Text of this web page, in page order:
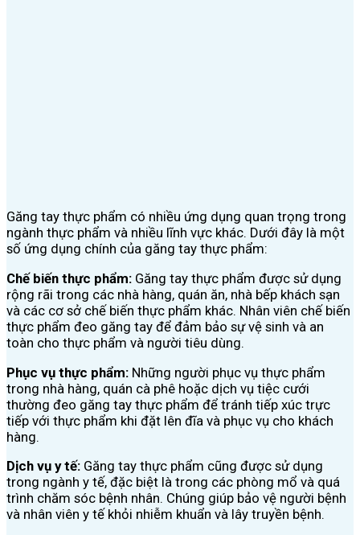
Găng tay thực phẩm có nhiều ứng dụng quan trọng trong
ngành thực phẩm và nhiều lĩnh vực khác. Dưới đây là một
số ứng dụng chính của găng tay thực phẩm:
Chế biến thực phẩm: Găng tay thực phẩm được sử dụng
rộng rãi trong các nhà hàng, quán ăn, nhà bếp khách sạn
và các cơ sở chế biến thực phẩm khác. Nhân viên chế biến
thực phẩm đeo găng tay để đảm bảo sự vệ sinh và an
toàn cho thực phẩm và người tiêu dùng.
Phục vụ thực phẩm: Những người phục vụ thực phẩm
trong nhà hàng, quán cà phê hoặc dịch vụ tiệc cưới
thường đeo găng tay thực phẩm để tránh tiếp xúc trực
tiếp với thực phẩm khi đặt lên đĩa và phục vụ cho khách
hàng.
Dịch vụ y tế: Găng tay thực phẩm cũng được sử dụng
trong ngành y tế, đặc biệt là trong các phòng mổ và quá
trình chăm sóc bệnh nhân. Chúng giúp bảo vệ người bệnh
và nhân viên y tế khỏi nhiễm khuẩn và lây truyền bệnh.